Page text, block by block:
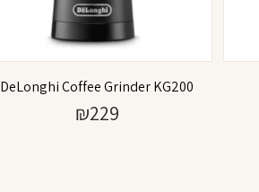
DeLonghi Coffee Grinder KG200
₪229